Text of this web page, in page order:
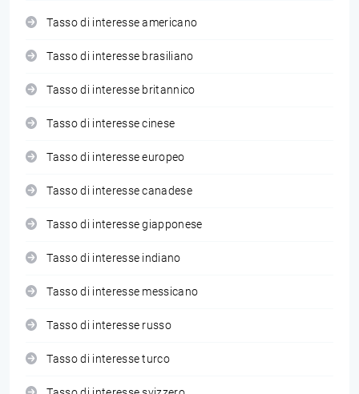
Tasso di interesse americano
Tasso di interesse brasiliano
Tasso di interesse britannico
Tasso di interesse cinese
Tasso di interesse europeo
Tasso di interesse canadese
Tasso di interesse giapponese
Tasso di interesse indiano
Tasso di interesse messicano
Tasso di interesse russo
Tasso di interesse turco